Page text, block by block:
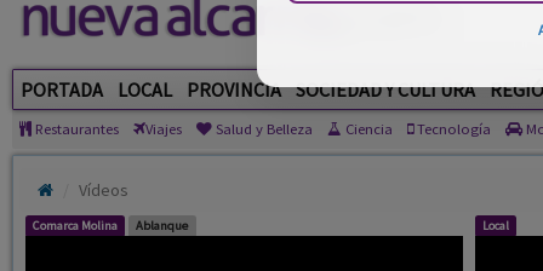
PORTADA LOCAL PROVINCIA SOCIEDAD Y CULTURA
Restaurantes Viajes Salud y Belleza Ciencia Tecnología
Vídeos
Comarca Molina Ablanque Local